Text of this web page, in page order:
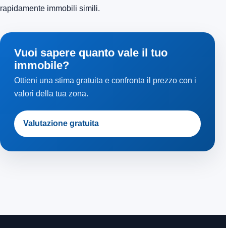
rapidamente immobili simili.
Vuoi sapere quanto vale il tuo
immobile?
Ottieni una stima gratuita e confronta il prezzo con i
valori della tua zona.
Valutazione gratuita